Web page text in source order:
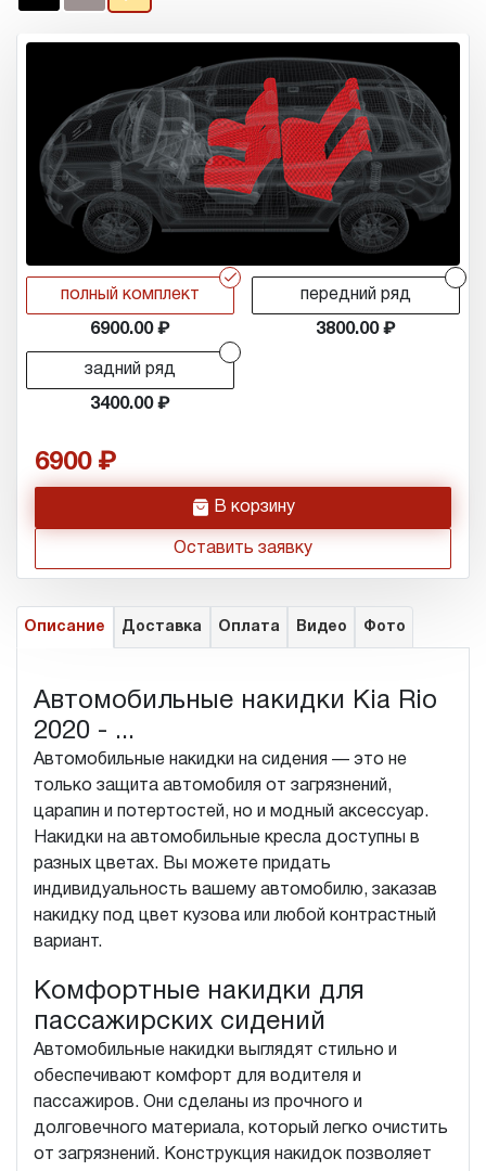
r
полный комплект
6900.00
передний ряд
3800.00
задний ряд
3400.00
6900
h В корзину
Оставить заявку
Описание Доставка Оплата Видео Фото
Автомобильные накидки Kia Rio
2020 - ...
Автомобильные накидки на сидения — это не
только защита автомобиля от загрязнений,
царапин и потертостей, но и модный аксессуар.
Накидки на автомобильные кресла доступны в
разных цветах. Вы можете придать
индивидуальность вашему автомобилю, заказав
накидку под цвет кузова или любой контрастный
вариант.
Комфортные накидки для
пассажирских сидений
Автомобильные накидки выглядят стильно и
обеспечивают комфорт для водителя и
пассажиров. Они сделаны из прочного и
долговечного материала, который легко очистить
от загрязнений. Конструкция накидок позволяет